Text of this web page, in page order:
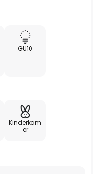
GU10
Kinderkam
er